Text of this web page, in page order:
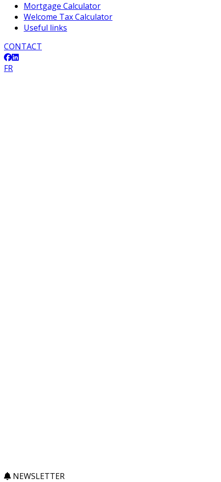
Mortgage Calculator
Welcome Tax Calculator
Useful links
CONTACT
FR
NEWSLETTER